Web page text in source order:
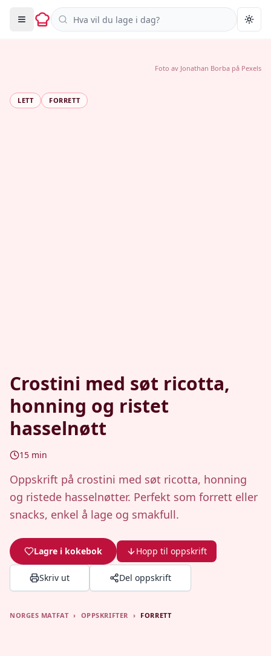
Søk i oppskrifter
LETT FORRETT
Crostini med søt ricotta,
honning og ristet
hasselnøtt
15 min
Oppskrift på crostini med søt ricotta, honning
og ristede hasselnøtter. Perfekt som forrett eller
snacks, enkel å lage og smakfull.
Lagre i kokebok Hopp til oppskrift
Skriv ut Del oppskrift
Foto av Jonathan Borba på Pexels
NORGES MATFAT › OPPSKRIFTER › FORRETT